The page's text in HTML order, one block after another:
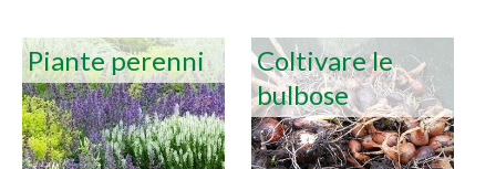
Piante perenni
Coltivare le
bulbose